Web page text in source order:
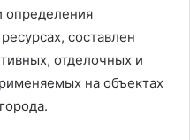
определения
составлен
отделочных и
на объектах